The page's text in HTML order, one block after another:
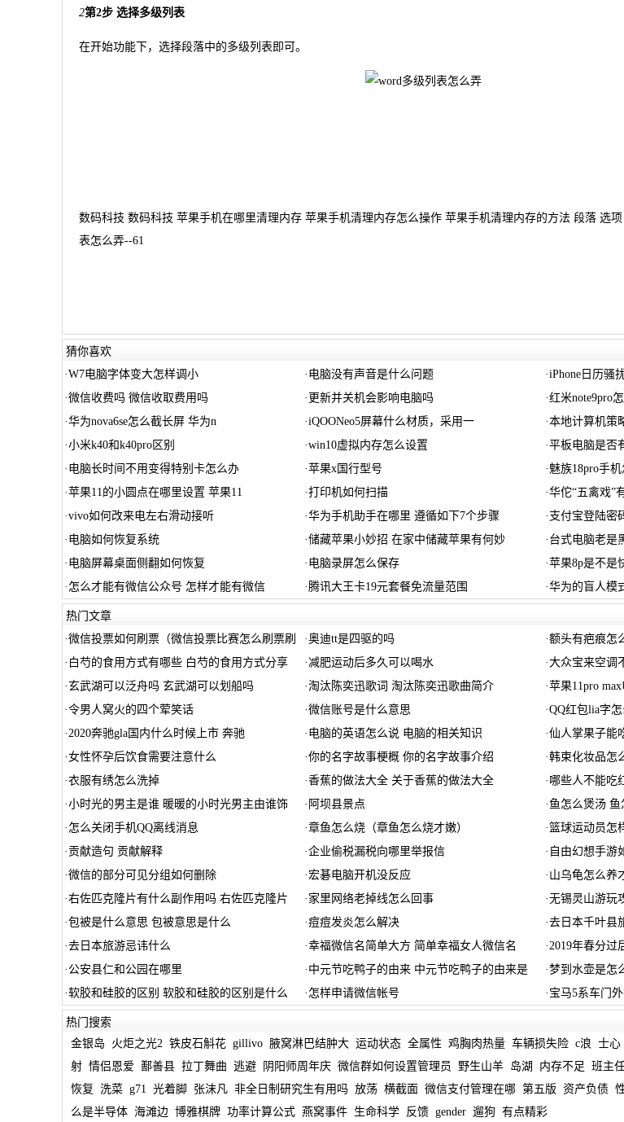
2第2步 选择多级列表
在开始功能下，选择段落中的多级列表即可。
数码科技 数码科技 苹果手机在哪里清理内存 苹果手机清理内存怎么操作 苹果手机清理内存的方法 段落 选
表怎么弄--61
猜你喜欢
·W7电脑字体变大怎样调小 · 电脑没有声音是什么问题 ·iPhone日历骚
·微信收费吗 微信收取费用吗 · 更新并关机会影响电脑吗 ·红米note9pro
·华为nova6se怎么截长屏 华为n ·iQOONeo5屏幕什么材质，采用一 ·本地计算机策
·小米k40和k40pro区别 ·win10虚拟内存怎么设置 ·平板电脑是否
· 电脑长时间不用变得特别卡怎么办 ·苹果x国行型号 · 魅族18pro手机
·苹果11的小圆点在哪里设置 苹果11 ·打印机如何扫描 ·华佗“五禽戏”
·vivo如何改来电左右滑动接听 ·华为手机助手在哪里 遵循如下7个步骤 · 支付宝登陆密
· 电脑如何恢复系统 ·储藏苹果小妙招 在家中储藏苹果有何妙 · 台式电脑老是
· 电脑屏幕桌面侧翻如何恢复 · 电脑录屏怎么保存 ·苹果8p是不是
· 怎么才能有微信公众号 怎样才能有微信 ·腾讯大王卡19元套餐免流量范围 ·华为的盲人模
热门文章
·微信投票如何刷票（微信投票比赛怎么刷票刷 ·奥迪tt是四驱的吗 ·额头有疤痕怎
· 白芍的食用方式有哪些 白芍的食用方式分享 · 减肥运动后多久可以喝水 ·大众宝来空调
·玄武湖可以泛舟吗 玄武湖可以划船吗 ·淘汰陈奕迅歌词 淘汰陈奕迅歌曲简介 ·苹果11pro
·令男人窝火的四个荤笑话 ·微信账号是什么意思 ·QQ红包lia字
·2020奔驰gla国内什么时候上市 奔驰 · 电脑的英语怎么说 电脑的相关知识 ·仙人掌果子能
·女性怀孕后饮食需要注意什么 ·你的名字故事梗概 你的名字故事介绍 ·韩束化妆品怎
·衣服有绣怎么洗掉 ·香蕉的做法大全 关于香蕉的做法大全 · 哪些人不能吃
·小时光的男主是谁 暖暖的小时光男主由谁饰 · 阿坝县景点 · 鱼怎么煲汤
· 怎么关闭手机QQ离线消息 ·章鱼怎么烧（章鱼怎么烧才嫩） ·篮球运动员怎
·贡献造句 贡献解释 ·企业偷税漏税向哪里举报信 · 自由幻想手游
·微信的部分可见分组如何删除 ·宏碁电脑开机没反应 · 山乌龟怎么养
·右佐匹克隆片有什么副作用吗 右佐匹克隆片 · 家里网络老掉线怎么回事 ·无锡灵山游玩
·包被是什么意思 包被意思是什么 ·痘痘发炎怎么解决 ·去日本千叶县
·去日本旅游忌讳什么 ·幸福微信名简单大方 简单幸福女人微信名 ·2019年春分过
· 公安县仁和公园在哪里 · 中元节吃鸭子的由来 中元节吃鸭子的由来是 ·梦到水壶是怎
·软胶和硅胶的区别 软胶和硅胶的区别是什么 · 怎样申请微信帐号 · 宝马5系车门
热门搜索
金银岛
火炬之光2 铁皮石斛花 gillivo 腋窝淋巴结肿大 运动状态 全属性 鸡胸肉热量 车辆损失险 c浪 士心
射 情侣恩爱 鄯善县 拉丁舞曲 逃避 阴阳师周年庆 微信群如何设置管理员 野生山羊 岛湖 内存不足 班主
恢复
洗菜 g71 光着脚 张沫凡 非全日制研究生有用吗 放荡 横截面 微信支付管理在哪 第五版 资产负债
么是半导体 海滩边 博雅棋牌 功率计算公式 燕窝事件 生命科学 反馈 gender 遛狗 有点精彩